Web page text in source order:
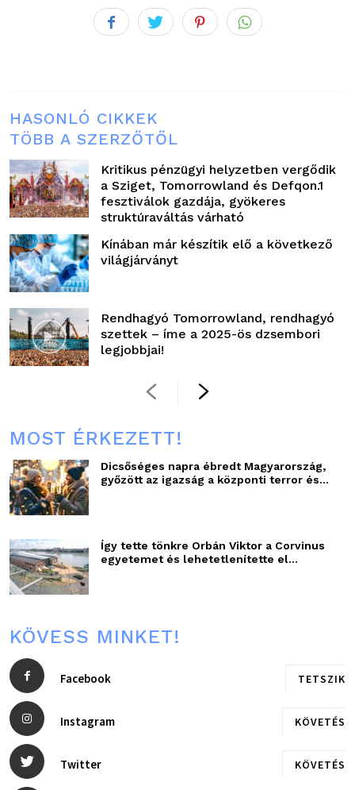
HASONLÓ CIKKEK
TÖBB A SZERZŐTŐL
Kritikus pénzügyi helyzetben vergődik
a Sziget, Tomorrowland és Defqon.1
fesztiválok gazdája, gyökeres
struktúraváltás várható
Kínában már készítik elő a következő
világjárványt
Rendhagyó Tomorrowland, rendhagyó
szettek – íme a 2025-ös dzsembori
legjobbjai!
MOST ÉRKEZETT!
Dicsőséges napra ébredt Magyarország,
győzött az igazság a központi terror és...
Így tette tönkre Orbán Viktor a Corvinus
egyetemet és lehetetlenítette el...
KÖVESS MINKET!
Facebook TETSZIK
Instagram KÖVETÉS
Twitter KÖVETÉS